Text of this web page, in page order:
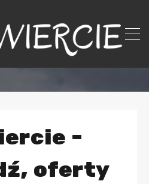
-
oferty